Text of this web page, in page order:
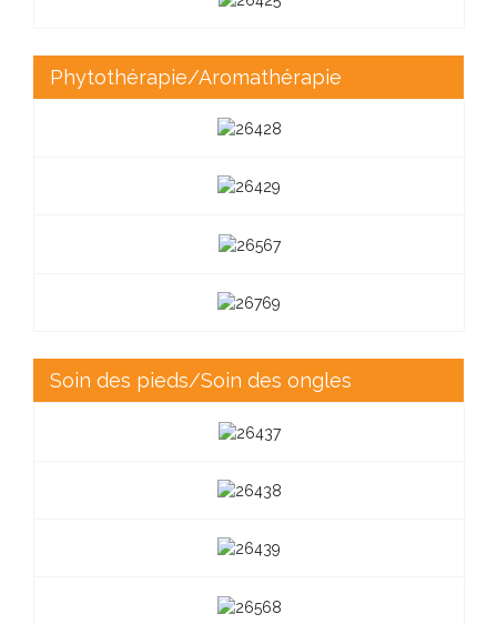
Phytothérapie/Aromathérapie
Soin des pieds/Soin des ongles